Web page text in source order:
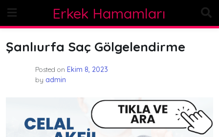
content
Erkek Hamamları
Şanlıurfa Saç Gölgelendirme
Posted on Ekim 8, 2023
by admin